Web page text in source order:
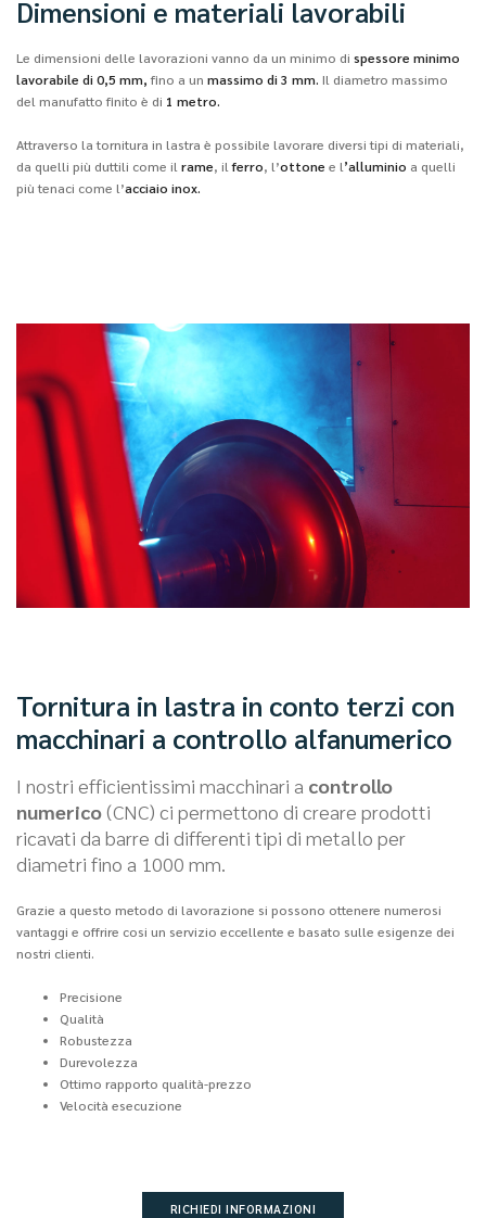
Dimensioni e materiali lavorabili
Le dimensioni delle lavorazioni vanno da un minimo di spessore minimo
lavorabile di 0,5 mm,fino a un massimo di 3 mm. Il diametro massimo
del manufatto finito è di 1 metro.
Attraverso la tornitura in lastra è possibile lavorare diversi tipi di materiali,
da quelli più duttili come il rame, ilferro, l’ottone e l’alluminio a quelli
più tenaci come l’acciaio inox.
Tornitura in lastra in conto terzi con
macchinari a controllo alfanumerico
I nostri efficientissimi macchinari a controllo
numerico(CNC) ci permettono di creare prodotti
ricavati da barre di differenti tipi di metallo per
diametri fino a 1000 mm.
Grazie a questo metodo di lavorazione si possono ottenere numerosi
vantaggi e offrire cosi un servizio eccellente e basato sulle esigenze dei
nostri clienti.
Precisione
Qualità
Robustezza
Durevolezza
Ottimo rapporto qualità-prezzo
Velocità esecuzione
RICHIEDI INFORMAZIONI